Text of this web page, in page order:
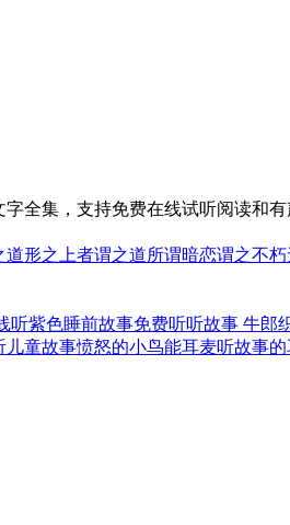
全集，支持免费在线试听阅读和有
道形之上者谓之道所谓暗恋谓之不朽
听紫色睡前故事免费听听故事 牛郎
儿童故事愤怒的小鸟能耳麦听故事